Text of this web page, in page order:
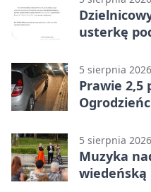
usterkę
5 sierpnia 2026
Prawie 2,5
5 sierpnia 2026
Muzyka
wiedeńską